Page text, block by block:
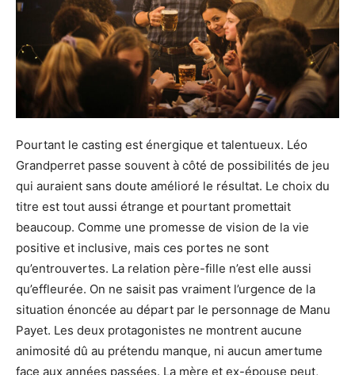
Pourtant le casting est énergique et talentueux. Léo
Grandperret passe souvent à côté de possibilités de jeu
qui auraient sans doute amélioré le résultat. Le choix du
titre est tout aussi étrange et pourtant promettait
beaucoup. Comme une promesse de vision de la vie
positive et inclusive, mais ces portes ne sont
qu’entrouvertes. La relation père-fille n’est elle aussi
qu’effleurée. On ne saisit pas vraiment l’urgence de la
situation énoncée au départ par le personnage de Manu
Payet. Les deux protagonistes ne montrent aucune
animosité dû au prétendu manque, ni aucun amertume
face aux années passées. La mère et ex-épouse peut,